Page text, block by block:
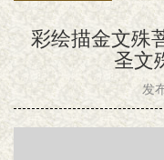
彩绘描金文殊
圣文
发